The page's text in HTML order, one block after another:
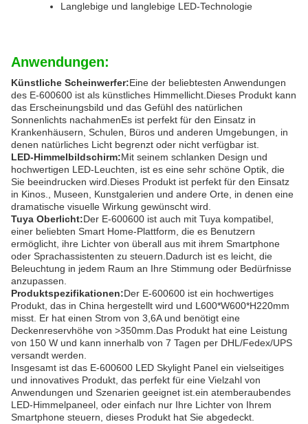
Langlebige und langlebige LED-Technologie
Anwendungen:
Künstliche Scheinwerfer:Eine der beliebtesten Anwendungen
des E-600600 ist als künstliches Himmellicht.Dieses Produkt kann
das Erscheinungsbild und das Gefühl des natürlichen
Sonnenlichts nachahmenEs ist perfekt für den Einsatz in
Krankenhäusern, Schulen, Büros und anderen Umgebungen, in
denen natürliches Licht begrenzt oder nicht verfügbar ist.
LED-Himmelbildschirm:Mit seinem schlanken Design und
hochwertigen LED-Leuchten, ist es eine sehr schöne Optik, die
Sie beeindrucken wird.Dieses Produkt ist perfekt für den Einsatz
in Kinos., Museen, Kunstgalerien und andere Orte, in denen eine
dramatische visuelle Wirkung gewünscht wird.
Tuya Oberlicht:Der E-600600 ist auch mit Tuya kompatibel,
einer beliebten Smart Home-Plattform, die es Benutzern
ermöglicht, ihre Lichter von überall aus mit ihrem Smartphone
oder Sprachassistenten zu steuern.Dadurch ist es leicht, die
Beleuchtung in jedem Raum an Ihre Stimmung oder Bedürfnisse
anzupassen.
Produktspezifikationen:Der E-600600 ist ein hochwertiges
Produkt, das in China hergestellt wird und L600*W600*H220mm
misst. Er hat einen Strom von 3,6A und benötigt eine
Deckenreservhöhe von >350mm.Das Produkt hat eine Leistung
von 150 W und kann innerhalb von 7 Tagen per DHL/Fedex/UPS
versandt werden.
Insgesamt ist das E-600600 LED Skylight Panel ein vielseitiges
und innovatives Produkt, das perfekt für eine Vielzahl von
Anwendungen und Szenarien geeignet ist.ein atemberaubendes
LED-Himmelpaneel, oder einfach nur Ihre Lichter von Ihrem
Smartphone steuern, dieses Produkt hat Sie abgedeckt.